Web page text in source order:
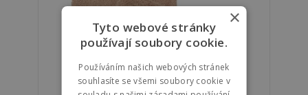
×
Tyto webové stránky
používají soubory cookie.
Používáním našich webových stránek
souhlasíte se všemi soubory cookie v